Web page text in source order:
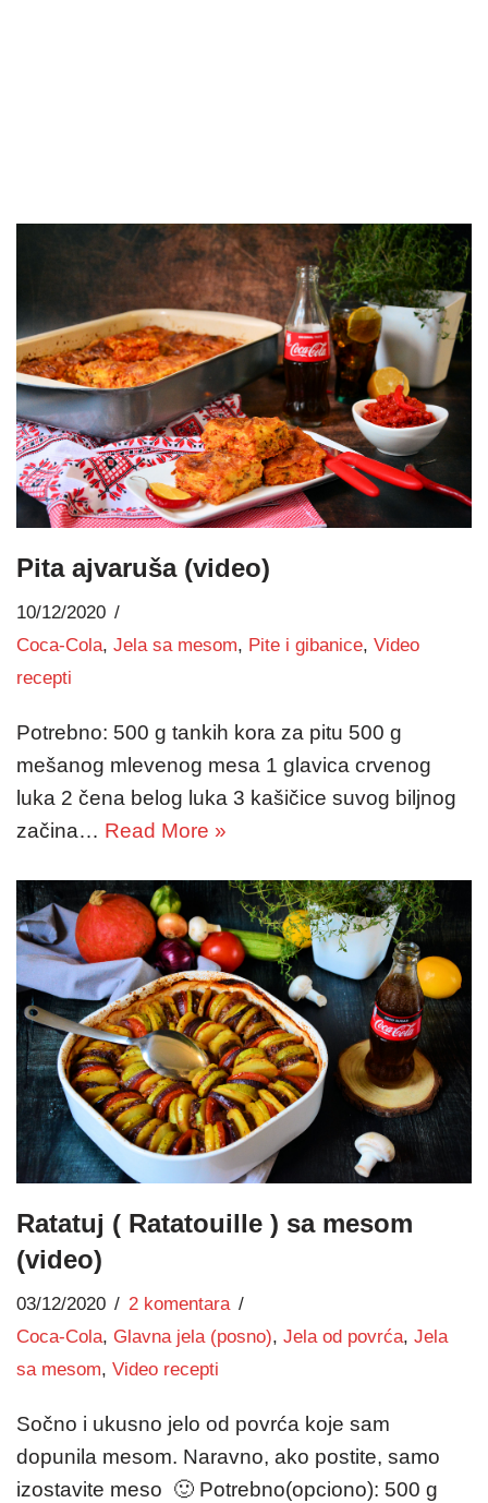
Pita ajvaruša (video)
10/12/2020
Coca-Cola, Jela sa mesom, Pite i gibanice, Video
recepti
Potrebno: 500 g tankih kora za pitu 500 g
mešanog mlevenog mesa 1 glavica crvenog
luka 2 čena belog luka 3 kašičice suvog biljnog
začina… Read More »
Ratatuj ( Ratatouille ) sa mesom
(video)
03/12/2020
2 komentara
Coca-Cola, Glavna jela (posno), Jela od povrća, Jela
sa mesom, Video recepti
Sočno i ukusno jelo od povrća koje sam
dopunila mesom. Naravno, ako postite, samo
izostavite meso 🙂 Potrebno(opciono): 500 g